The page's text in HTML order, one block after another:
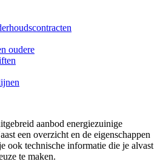
oudere
aanbod energiezuinige
een overzicht en de eigenschappen
ook technische informatie die je alvast
te maken.